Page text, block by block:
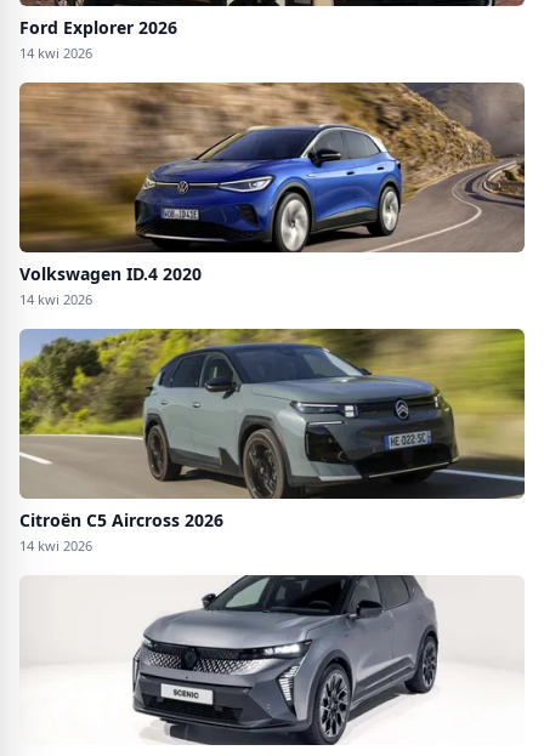
Ford Explorer 2026
14 kwi 2026
Volkswagen ID.4 2020
14 kwi 2026
Citroën C5 Aircross 2026
14 kwi 2026